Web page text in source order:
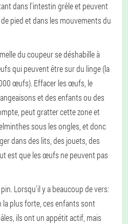
dans l'intestin grêle et peuvent
pied et dans les mouvements du
du coupeur se déshabille à
qui peuvent être sur du linge (la
œufs). Effacer les œufs, le
et des enfants ou des
peut gratter cette zone et
sous les ongles, et donc
dans des lits, des jouets, des
est que les œufs ne peuvent pas
. Lorsqu'il y a beaucoup de vers:
plus forte, ces enfants sont
ils ont un appétit actif, mais